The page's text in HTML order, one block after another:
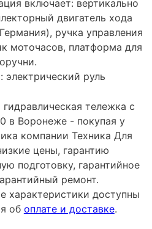
включает: вертикально
двигатель хода
ручка управления
моточасов, платформа для
руль
тележка с
в Воронеже - покупая у
компании Техника Для
цены, гарантию
подготовку, гарантийное
ремонт.
характеристики доступны
об оплате и доставке.